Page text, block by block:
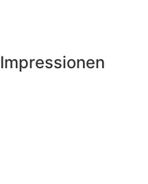
Impressionen